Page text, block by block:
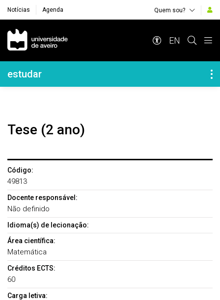
Notícias Agenda Quem sou?
Navegação Principal
EN
Navegação Lateral
estudar
Tese (2 ano)
Código:
49813
Docente responsável:
Não definido
Idioma(s) de lecionação:
Área científica:
Matemática
Créditos ECTS:
60
Carga letiva: